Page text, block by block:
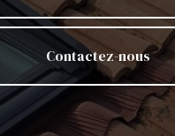
Contactez-nous